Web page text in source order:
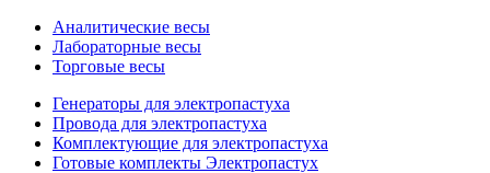
Аналитические весы
Лабораторные весы
Торговые весы
Генераторы для электропастуха
Провода для электропастуха
Комплектующие для электропастуха
Готовые комплекты Электропастух